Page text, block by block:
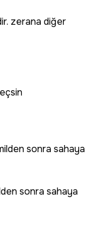
zerana diğer
sonra sahaya
sonra sahaya